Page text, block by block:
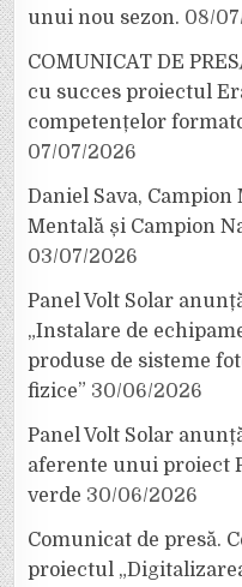
unui nou sezon. 08/
COMUNICAT DE
cu succes proiectul
competențelor
07/07/2026
Daniel Sava,
Mentală și Campion
03/07/2026
Panel Volt Solar
„Instalare de
produse de sisteme
fizice” 30/06/2026
Panel Volt Solar
aferente unui proiect
verde 30/06/2026
Comunicat de presă.
proiectul